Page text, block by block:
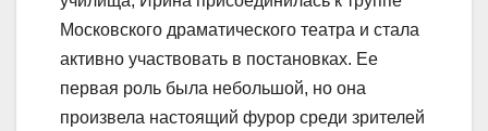
Московского драматического театра и стала
активно участвовать в постановках. Ее
первая роль была небольшой, но она
произвела настоящий фурор среди зрителей